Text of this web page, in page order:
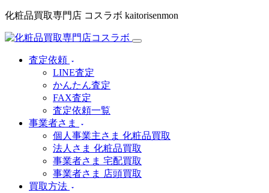
化粧品買取専門店 コスラボ kaitorisenmon
査定依頼
LINE査定
かんたん査定
FAX査定
査定依頼一覧
事業者さま
個人事業主さま 化粧品買取
法人さま 化粧品買取
事業者さま 宅配買取
事業者さま 店頭買取
買取方法